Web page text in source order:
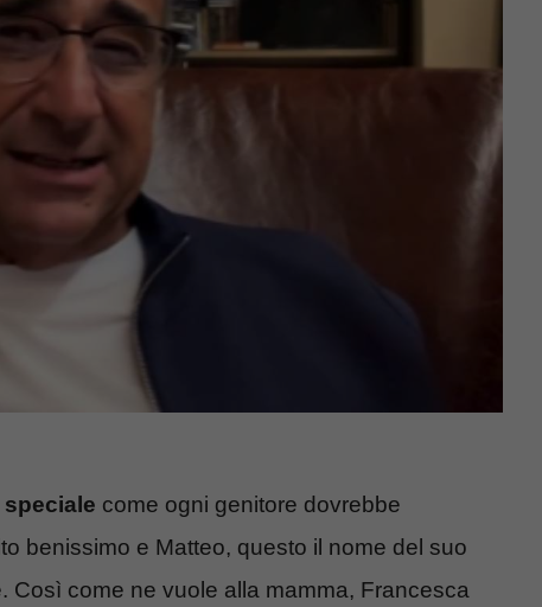
come ogni genitore dovrebbe
benissimo e Matteo, questo il nome del suo
Così come ne vuole alla mamma, Francesca